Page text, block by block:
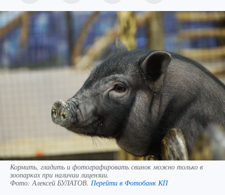
Кормить, гладить и фотографировать свинок можно только в
зоопарках при наличии лицензии.
Фото:Алексей БУЛАТОВ. Перейти в Фотобанк КП